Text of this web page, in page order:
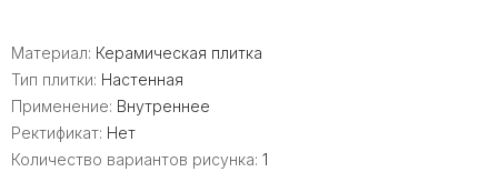
Материал: Керамическая плитка
Тип плитки: Настенная
Применение: Внутреннее
Ректификат: Нет
Количество вариантов рисунка: 1